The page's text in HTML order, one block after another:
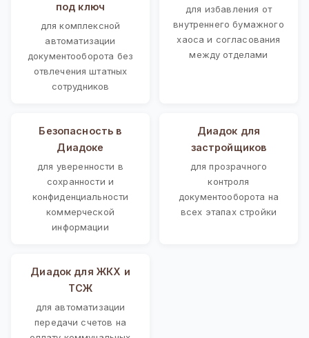
под ключ
для комплексной
автоматизации
документооборота без
отвлечения штатных
сотрудников
для избавления от
внутреннего бумажного
хаоса и согласования
между отделами
Безопасность в
Диадоке
для уверенности в
сохранности и
конфиденциальности
коммерческой
информации
Диадок для
застройщиков
для прозрачного
контроля
документооборота на
всех этапах стройки
Диадок для ЖКХ и
ТСЖ
для автоматизации
передачи счетов на